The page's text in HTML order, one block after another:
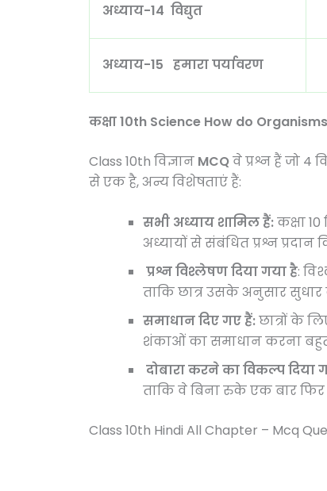
अध्याय-14 विद्युत
अध्याय-15 हमारा पर्यावरण
कक्षा 10th Science How do
Class 10th विज्ञान MCQवे प्रश्न हैं जो 4
से एक है, अन्य विशेषताएं हैं:
सभी अध्याय शामिल हैं:कक्षा
अध्यायों से संबंधित प्रश्न प्रदान
प्रश्न विश्लेषण दिया गया है:
ताकि छात्र उसके अनुसार
समाधान दिए गए हैं:छात्रों के
शंकाओं का समाधान करना बहुत
दोबारा करने का विकल्प दिया
ताकि वे बिना रुके एक बार फिर
Class 10th Hindi All Chapter – Mcq